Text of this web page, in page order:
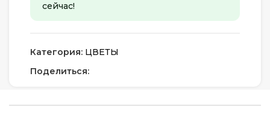
сейчас!
Категория: ЦВЕТЫ
Поделиться: